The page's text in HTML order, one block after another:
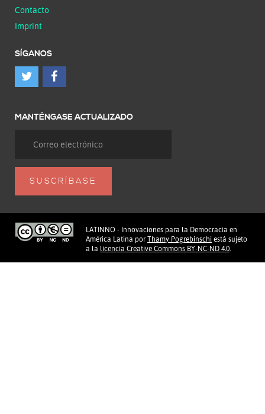
Contacto
Imprint
SÍGANOS
MANTÉNGASE ACTUALIZADO
LATINNO - Innovaciones para la Democracia en
América Latina por Thamy Pogrebinschi está sujeto
a la licencia Creative Commons BY-NC-ND 4.0.